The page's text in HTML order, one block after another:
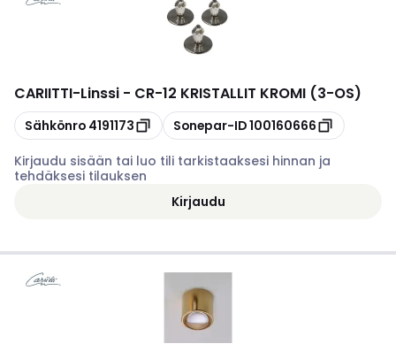
CARIITTI-Linssi - CR-12 KRISTALLIT KROMI (3-OS)
Kopioi
Sähkönro 4191173 Kopioi
Sonepar-ID100160666
Kirjaudu sisään tai luo tili tarkistaaksesi hinnan ja
tehdäksesi tilauksen
Kirjaudu